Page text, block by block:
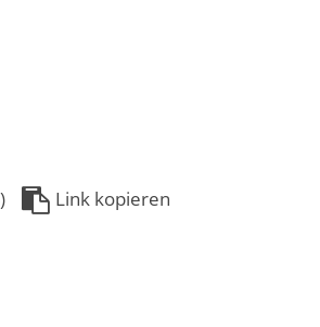
Link kopieren